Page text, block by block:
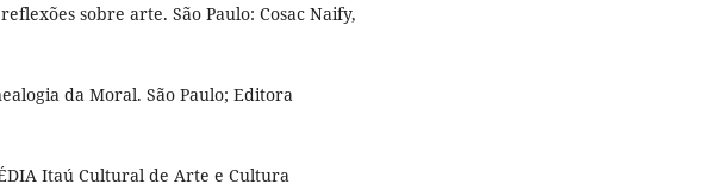
sobre arte. São Paulo: Cosac Naify,
da Moral. São Paulo; Editora
Itaú Cultural de Arte e Cultura